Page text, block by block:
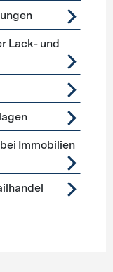
Lack- und
Immobilien